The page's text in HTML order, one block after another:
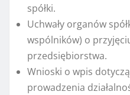
spółki.
Uchwały organów
wspólników) o
przedsiębiorstwa.
Wnioski o wpis
prowadzenia